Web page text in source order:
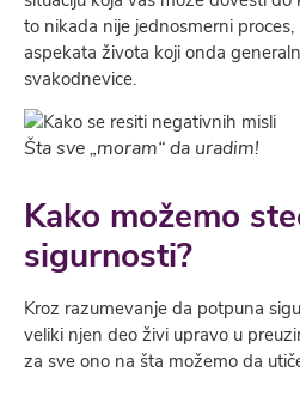
to nikada nije jednosmerni
aspekata života koji onda
svakodnevice.
Šta sve „moram“ da uradim!
Kako možemo
sigurnosti?
Kroz razumevanje da potpuna
veliki njen deo živi upravo u
za sve ono na šta možemo da